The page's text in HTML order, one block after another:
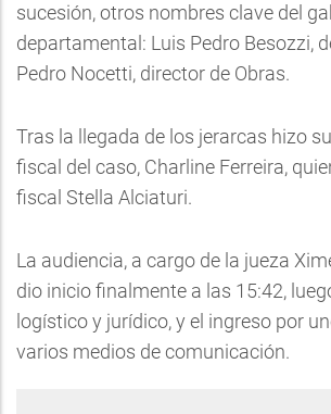
sucesión, otros nombres clave del
departamental: Luis Pedro Besozzi,
Pedro Nocetti, director de Obras.
Tras la llegada de los jerarcas hizo
fiscal del caso, Charline Ferreira,
fiscal Stella Alciaturi.
La audiencia, a cargo de la jueza
dio inicio finalmente a las 15:42,
logístico y jurídico, y el ingreso por
varios medios de comunicación.